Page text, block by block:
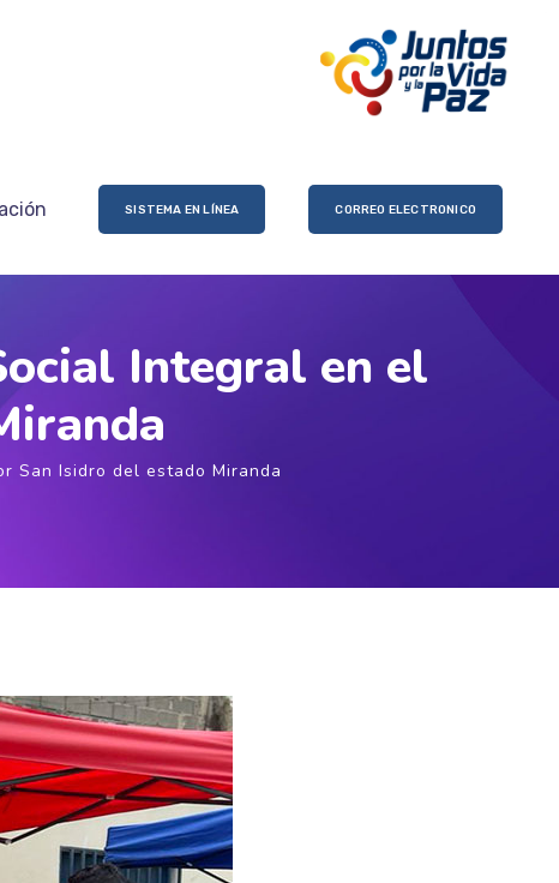
SISTEMA EN LÍNEA CORREO ELECTRONICO
Integral en el
San Isidro del estado Miranda